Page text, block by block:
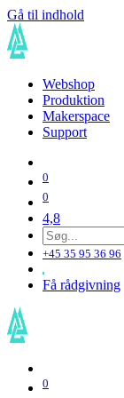
Gå til indhold
Webshop
Produktion
Makerspace
Support
0
0
4,8
+45 35 95 36 96
Få rådgivning
0